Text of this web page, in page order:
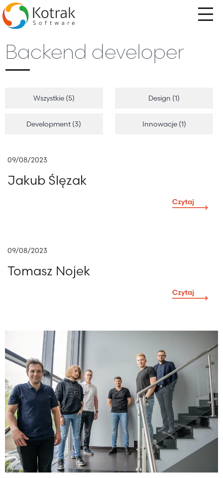
Przejdź
do
treści
Backend developer
Wszystkie (5) Design (1)
Development (3) Innowacje (1)
09/08/2023
Jakub Ślęzak
09/08/2023
Tomasz Nojek